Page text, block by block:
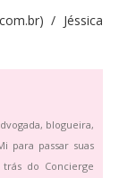
/ Jéssica
blogueira,
para passar suas
do Concierge